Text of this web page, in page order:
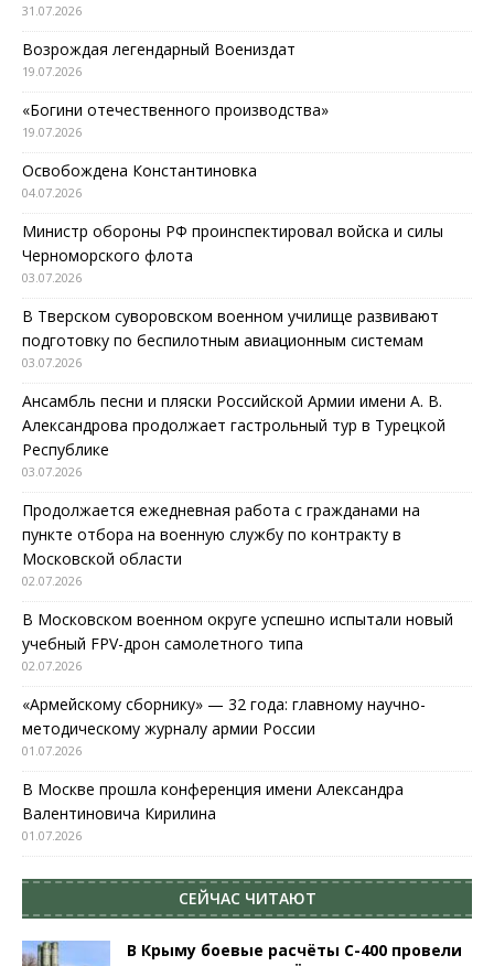
31.07.2026
Возрождая легендарный Воениздат
19.07.2026
«Богини отечественного производства»
19.07.2026
Освобождена Константиновка
04.07.2026
Министр обороны РФ проинспектировал войска и силы
Черноморского флота
03.07.2026
В Тверском суворовском военном училище развивают
подготовку по беспилотным авиационным системам
03.07.2026
Ансамбль песни и пляски Российской Армии имени А. В.
Александрова продолжает гастрольный тур в Турецкой
Республике
03.07.2026
Продолжается ежедневная работа с гражданами на
пункте отбора на военную службу по контракту в
Московской области
02.07.2026
В Московском военном округе успешно испытали новый
учебный FPV-дрон самолетного типа
02.07.2026
«Армейскому сборнику» — 32 года: главному научно-
методическому журналу армии России
01.07.2026
В Москве прошла конференция имени Александра
Валентиновича Кирилина
01.07.2026
СЕЙЧАС ЧИТАЮТ
В Крыму боевые расчёты С-400 провели